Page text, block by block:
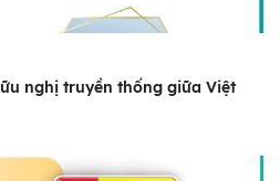
nghị truyền thống giữa Việt